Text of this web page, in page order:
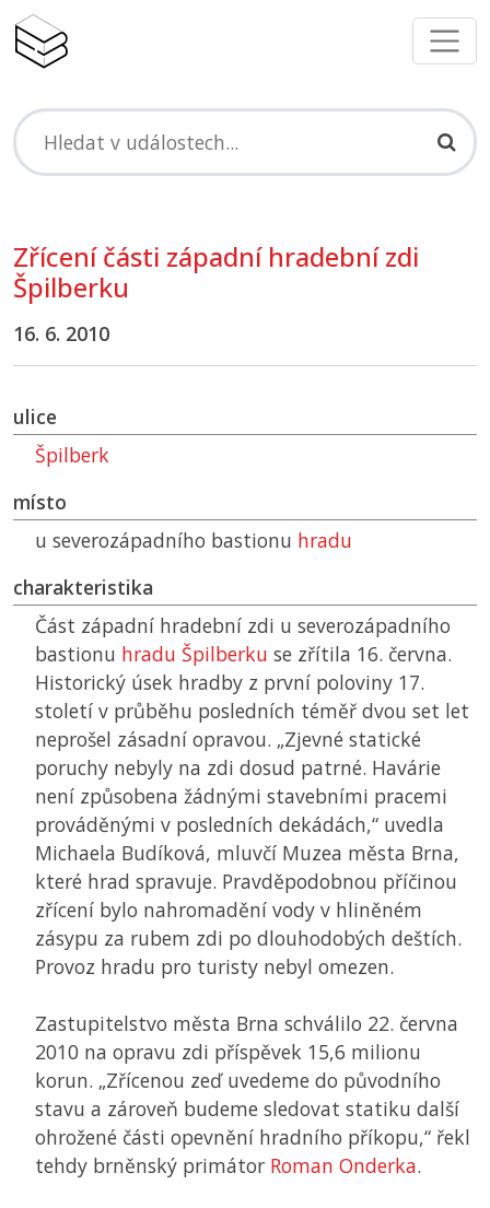
Zřícení části západní hradební zdi
Špilberku
16. 6. 2010
ulice
Špilberk
místo
u severozápadního bastionu hradu
charakteristika
Část západní hradební zdi u severozápadního
bastionu hradu Špilberku se zřítila 16. června.
Historický úsek hradby z první poloviny 17.
století v průběhu posledních téměř dvou set let
neprošel zásadní opravou. „Zjevné statické
poruchy nebyly na zdi dosud patrné. Havárie
není způsobena žádnými stavebními pracemi
prováděnými v posledních dekádách,“ uvedla
Michaela Budíková, mluvčí Muzea města Brna,
které hrad spravuje. Pravděpodobnou příčinou
zřícení bylo nahromadění vody v hliněném
zásypu za rubem zdi po dlouhodobých deštích.
Provoz hradu pro turisty nebyl omezen.
Zastupitelstvo města Brna schválilo 22. června
2010 na opravu zdi příspěvek 15,6 milionu
korun. „Zřícenou zeď uvedeme do původního
stavu a zároveň budeme sledovat statiku další
ohrožené části opevnění hradního příkopu,“ řekl
tehdy brněnský primátor Roman Onderka.